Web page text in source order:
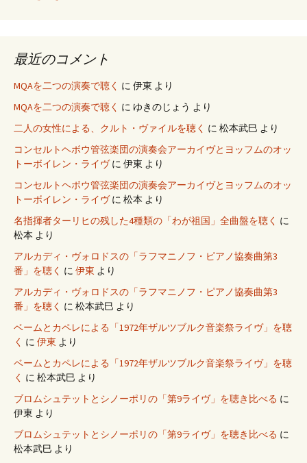
最近のコメント
MQAを二つの演奏で聴く に 伊東 より
MQAを二つの演奏で聴く に ゆきのじょう より
二人の女性による、クルト・ヴァイルを聴く に 松本武巳 より
コンセルトヘボウ管弦楽団の演奏会アーカイヴとヨッフムのオッ
トーボイレン・ライヴに 伊東 より
コンセルトヘボウ管弦楽団の演奏会アーカイヴとヨッフムのオッ
トーボイレン・ライヴに 松本 より
名指揮者ターリヒの残した4種類の「わが祖国」全曲盤を聴く に
松本 より
アルカディ・ヴォロドスの「ラフマニノフ・ピアノ協奏曲第3
番」を聴く に 伊東 より
アルカディ・ヴォロドスの「ラフマニノフ・ピアノ協奏曲第3
番」を聴く に 松本武巳 より
ベームとカペレによる「1972年ザルツブルク音楽祭ライヴ」を聴
く に 伊東 より
ベームとカペレによる「1972年ザルツブルク音楽祭ライヴ」を聴
く に 松本武巳 より
ブロムシュテットとシノーポリの「第9ライヴ」を聴き比べる に
伊東 より
ブロムシュテットとシノーポリの「第9ライヴ」を聴き比べる に
松本武巳 より